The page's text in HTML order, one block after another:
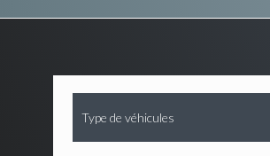
Type de véhicules